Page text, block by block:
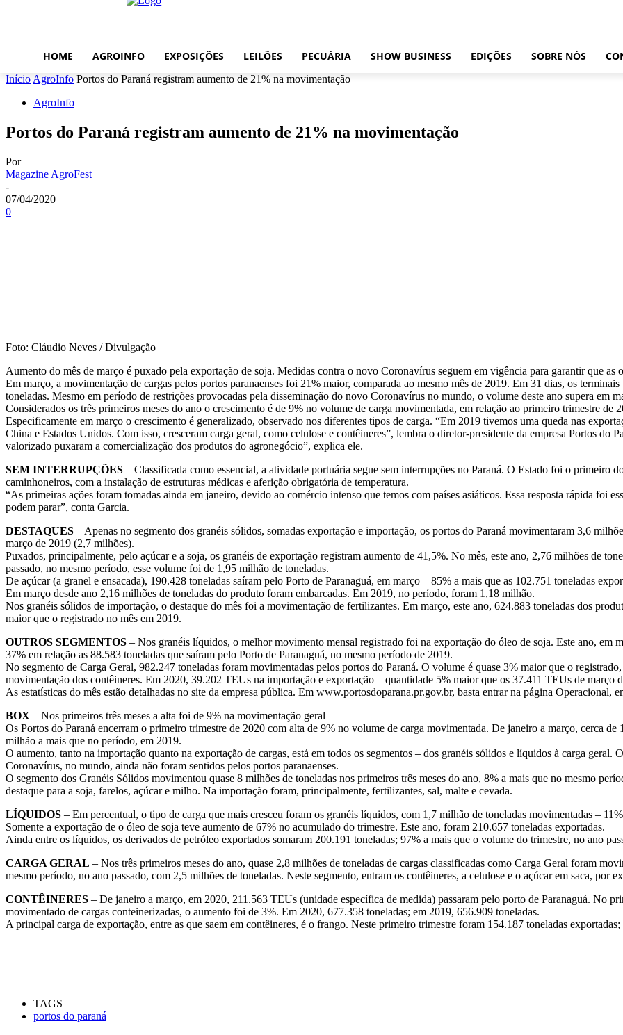
HOME AGROINFO EXPOSIÇÕES LEILÕES PECUÁRIA SHOW BUSINESS EDIÇÕES SOBRE NÓS
Início AgroInfo Portos do Paraná registram aumento de 21% na movimentação
AgroInfo
Portos do Paraná registram aumento de 21% na movimentação
Por
Magazine AgroFest
-
07/04/2020
0
Foto: Cláudio Neves / Divulgação
Aumento do mês de março é puxado pela exportação de soja. Medidas contra o novo Coronavírus seguem em vigência para garantir que as
Em março, a movimentação de cargas pelos portos paranaenses foi 21% maior, comparada ao mesmo mês de 2019. Em 31 dias, os
toneladas. Mesmo em período de restrições provocadas pela disseminação do novo Coronavírus no mundo, o volume deste ano supera em
Considerados os três primeiros meses do ano o crescimento é de 9% no volume de carga movimentada, em relação ao primeiro trimestre de
Especificamente em março o crescimento é generalizado, observado nos diferentes tipos de carga. “Em 2019 tivemos uma queda nas
China e Estados Unidos. Com isso, cresceram carga geral, como celulose e contêineres”, lembra o diretor-presidente da empresa Portos do
valorizado puxaram a comercialização dos produtos do agronegócio”, explica ele.
SEM INTERRUPÇÕES – Classificada como essencial, a atividade portuária segue sem interrupções no Paraná. O Estado foi o primeiro
caminhoneiros, com a instalação de estruturas médicas e aferição obrigatória de temperatura.
“As primeiras ações foram tomadas ainda em janeiro, devido ao comércio intenso que temos com países asiáticos. Essa resposta rápida foi
podem parar”, conta Garcia.
DESTAQUES – Apenas no segmento dos granéis sólidos, somadas exportação e importação, os portos do Paraná movimentaram 3,6
março de 2019 (2,7 milhões).
Puxados, principalmente, pelo açúcar e a soja, os granéis de exportação registram aumento de 41,5%. No mês, este ano, 2,76 milhões de
passado, no mesmo período, esse volume foi de 1,95 milhão de toneladas.
De açúcar (a granel e ensacada), 190.428 toneladas saíram pelo Porto de Paranaguá, em março – 85% a mais que as 102.751 toneladas
Em março desde ano 2,16 milhões de toneladas do produto foram embarcadas. Em 2019, no período, foram 1,18 milhão.
Nos granéis sólidos de importação, o destaque do mês foi a movimentação de fertilizantes. Em março, este ano, 624.883 toneladas dos
maior que o registrado no mês em 2019.
OUTROS SEGMENTOS – Nos granéis líquidos, o melhor movimento mensal registrado foi na exportação do óleo de soja. Este ano, em
37% em relação as 88.583 toneladas que saíram pelo Porto de Paranaguá, no mesmo período de 2019.
No segmento de Carga Geral, 982.247 toneladas foram movimentadas pelos portos do Paraná. O volume é quase 3% maior que o
movimentação dos contêineres. Em 2020, 39.202 TEUs na importação e exportação – quantidade 5% maior que os 37.411 TEUs de março
As estatísticas do mês estão detalhadas no site da empresa pública. Em www.portosdoparana.pr.gov.br, basta entrar na página Operacional,
BOX – Nos primeiros três meses a alta foi de 9% na movimentação geral
Os Portos do Paraná encerram o primeiro trimestre de 2020 com alta de 9% no volume de carga movimentada. De janeiro a março, cerca de
milhão a mais que no período, em 2019.
O aumento, tanto na importação quanto na exportação de cargas, está em todos os segmentos – dos granéis sólidos e líquidos à carga geral.
Coronavírus, no mundo, ainda não foram sentidos pelos portos paranaenses.
O segmento dos Granéis Sólidos movimentou quase 8 milhões de toneladas nos primeiros três meses do ano, 8% a mais que no mesmo
destaque para a soja, farelos, açúcar e milho. Na importação foram, principalmente, fertilizantes, sal, malte e cevada.
LÍQUIDOS – Em percentual, o tipo de carga que mais cresceu foram os granéis líquidos, com 1,7 milhão de toneladas movimentadas –
Somente a exportação de o óleo de soja teve aumento de 67% no acumulado do trimestre. Este ano, foram 210.657 toneladas exportadas.
Ainda entre os líquidos, os derivados de petróleo exportados somaram 200.191 toneladas; 97% a mais que o volume do trimestre, no ano
CARGA GERAL – Nos três primeiros meses do ano, quase 2,8 milhões de toneladas de cargas classificadas como Carga Geral foram
mesmo período, no ano passado, com 2,5 milhões de toneladas. Neste segmento, entram os contêineres, a celulose e o açúcar em saca, por
CONTÊINERES – De janeiro a março, em 2020, 211.563 TEUs (unidade específica de medida) passaram pelo porto de Paranaguá. No
movimentado de cargas conteinerizadas, o aumento foi de 3%. Em 2020, 677.358 toneladas; em 2019, 656.909 toneladas.
A principal carga de exportação, entre as que saem em contêineres, é o frango. Neste primeiro trimestre foram 154.187 toneladas
TAGS
portos do paraná